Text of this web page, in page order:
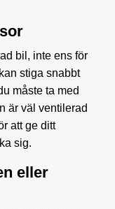
bil, inte ens för
stiga snabbt
måste ta med
är väl ventilerad
att ge ditt
sig.
eller